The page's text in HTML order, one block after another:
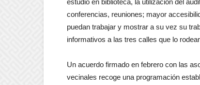
estudio en biblioteca, la utilización del
conferencias, reuniones; mayor
puedan trabajar y mostrar a su vez su
informativos a las tres calles que lo
Un acuerdo firmado en febrero con las
vecinales recoge una programación